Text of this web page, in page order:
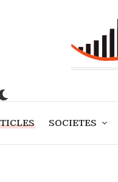
SOCIETES